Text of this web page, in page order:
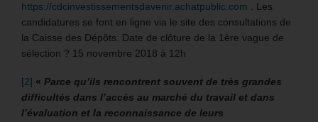
https://cdcinvestissementsdavenir.achatpublic.com . Les
candidatures se font en ligne via le site des consultations de
la Caisse des Dépôts. Date de clôture de la 1ère vague de
sélection ? 15 novembre 2018 à 12h
[2] « Parce qu’ils rencontrent souvent de très grandes
difficultés dans l’accès au marché du travail et dans
l’évaluation et la reconnaissance de leurs